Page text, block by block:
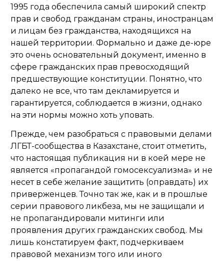
1995 года обеспечила самый широкий спектр
прав и свобод гражданам страны, иностранцам
и лицам без гражданства, находящихся на
нашей территории. Формально и даже де-юре
это очень основательный документ, именно в
сфере гражданских прав превосходящий
предшествующие конституции. Понятно, что
далеко не все, что там декламируется и
гарантируется, соблюдается в жизни, однако
на эти нормы можно хоть уповать.
Прежде, чем разобраться с правовыми делами
ЛГБТ-сообщества в Казахстане, стоит отметить,
что настоящая публикация ни в коей мере не
является «пропагандой гомосексуализма» и не
несет в себе желание защитить (оправдать) их
приверженцев. Точно так же, как и в прошлые
серии правового ликбеза, мы не защищали и
не пропагандировали митинги или
проявления других гражданских свобод. Мы
лишь констатируем факт, подчеркиваем
правовой механизм того или иного